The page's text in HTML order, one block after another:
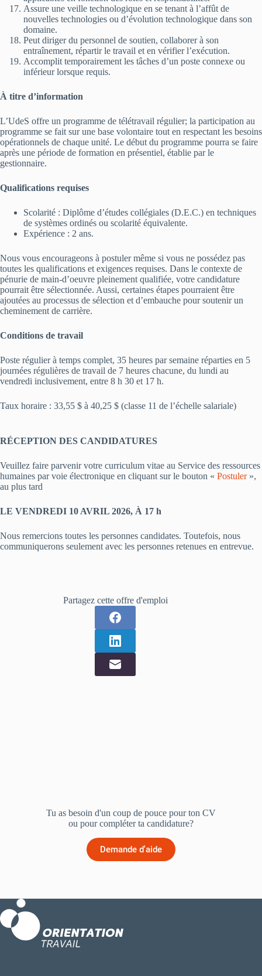
Assure une veille technologique en se tenant à l’affût de
nouvelles technologies ou d’évolution technologique dans son
domaine.
Peut diriger du personnel de soutien, collaborer à son
entraînement, répartir le travail et en vérifier l’exécution.
Accomplit temporairement les tâches d’un poste connexe ou
inférieur lorsque requis.
À titre d’information
L’UdeS offre un programme de télétravail régulier; la participation au
programme se fait sur une base volontaire tout en respectant les besoins
opérationnels de chaque unité. Le début du programme pourra se faire
après une période de formation en présentiel, établie par le
gestionnaire.
Qualifications requises
Scolarité : Diplôme d’études collégiales (D.E.C.) en techniques
de systèmes ordinés ou scolarité équivalente.
Expérience : 2 ans.
Nous vous encourageons à postuler même si vous ne possédez pas
toutes les qualifications et exigences requises. Dans le contexte de
pénurie de main-d’oeuvre pleinement qualifiée, votre candidature
pourrait être sélectionnée. Aussi, certaines étapes pourraient être
ajoutées au processus de sélection et d’embauche pour soutenir un
cheminement de carrière.
Conditions de travail
Poste régulier à temps complet, 35 heures par semaine réparties en 5
journées régulières de travail de 7 heures chacune, du lundi au
vendredi inclusivement, entre 8 h 30 et 17 h.
Taux horaire : 33,55 $ à 40,25 $ (classe 11 de l’échelle salariale)
RÉCEPTION DES CANDIDATURES
Veuillez faire parvenir votre curriculum vitae au Service des ressources
humaines par voie électronique en cliquant sur le bouton « Postuler»,
au plus tard
LE VENDREDI 10 AVRIL 2026, À 17 h
Nous remercions toutes les personnes candidates. Toutefois, nous
communiquerons seulement avec les personnes retenues en entrevue.
Partagez cette offre d'emploi
Tu as besoin d'un coup de pouce pour ton CV
ou pour compléter ta candidature?
Demande d'aide